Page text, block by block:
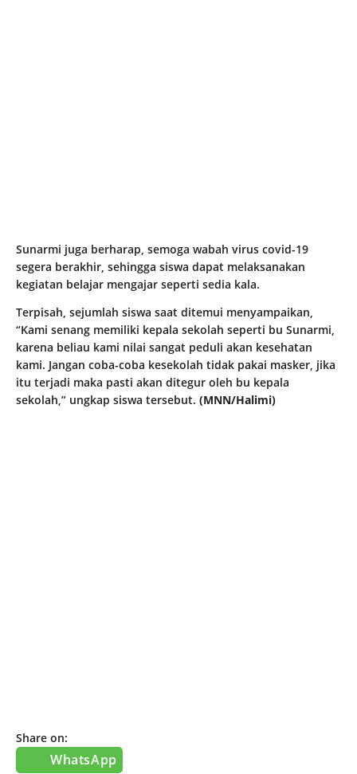
Sunarmi juga berharap, semoga wabah virus covid-19
segera berakhir, sehingga siswa dapat melaksanakan
kegiatan belajar mengajar seperti sedia kala.
Terpisah, sejumlah siswa saat ditemui menyampaikan,
“Kami senang memiliki kepala sekolah seperti bu Sunarmi,
karena beliau kami nilai sangat peduli akan kesehatan
kami. Jangan coba-coba kesekolah tidak pakai masker, jika
itu terjadi maka pasti akan ditegur oleh bu kepala
sekolah,” ungkap siswa tersebut. (MNN/Halimi)
Share on:
WhatsApp